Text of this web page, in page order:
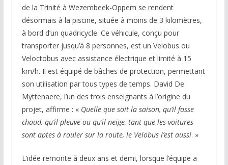
de la Trinité à Wezembeek-Oppem se rendent
désormais à la piscine, située à moins de 3 kilomètres,
à bord d’un quadricycle. Ce véhicule, conçu pour
transporter jusqu’à 8 personnes, est un Velobus ou
Veloctobus avec assistance électrique et limité à 15
km/h. Il est équipé de bâches de protection, permettant
son utilisation par tous types de temps. David De
Myttenaere, l’un des trois enseignants à l’origine du
projet, affirme : « Quelle que soit la saison, qu’il fasse
chaud, qu’il pleuve ou qu’il neige, tant que les voitures
sont aptes à rouler sur la route, le Velobus l’est aussi. »
L’idée remonte à deux ans et demi, lorsque l’équipe a